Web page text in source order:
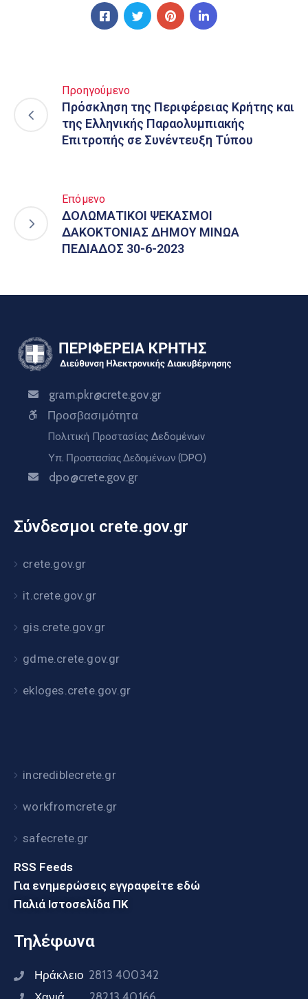
Προηγούμενο
Πρόσκληση της Περιφέρειας Κρήτης και
της Ελληνικής Παραολυμπιακής
Επιτροπής σε Συνέντευξη Τύπου
Επόμενο
ΔΟΛΩΜΑΤΙΚΟΙ ΨΕΚΑΣΜΟΙ
ΔΑΚΟΚΤΟΝΙΑΣ ΔΗΜΟΥ ΜΙΝΩΑ
ΠΕΔΙΑΔΟΣ 30-6-2023
gram.pkr@crete.gov.gr
Προσβασιμότητα
Πολιτική Προστασίας Δεδομένων
Υπ. Προστασίας Δεδομένων (DPO)
dpo@crete.gov.gr
Σύνδεσμοι crete.gov.gr
crete.gov.gr
it.crete.gov.gr
gis.crete.gov.gr
gdme.crete.gov.gr
ekloges.crete.gov.gr
incrediblecrete.gr
workfromcrete.gr
safecrete.gr
RSS Feeds
Για ενημερώσεις εγγραφείτε εδώ
Παλιά Ιστοσελίδα ΠΚ
Τηλέφωνα
Ηράκλειο 2813 400342